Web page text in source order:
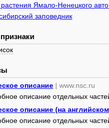
Ямало-Ненецкого
заповедник
описание | www.nsc.ru
описание отдельных
описание (на
описание отдельных